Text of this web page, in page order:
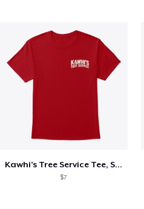
Kawhi’s Tree Service Tee, Shirts, Mug
$7